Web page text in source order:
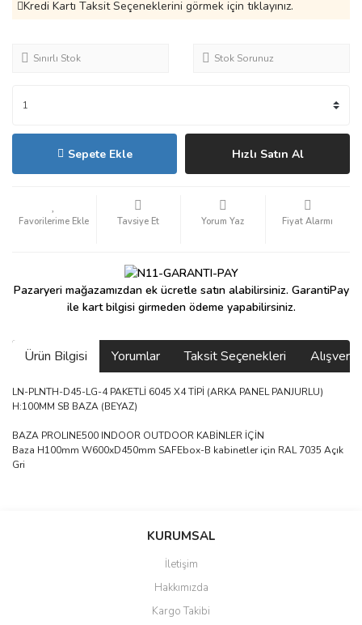
Kredi Kartı Taksit Seçeneklerini görmek için tıklayınız.
Sınırlı Stok Stok Sorunuz
Sepete Ekle Hızlı Satın Al
Tavsiye Et Yorum Yaz Fiyat Alarmı
Pazaryeri mağazamızdan ek ücretle satın alabilirsiniz. GarantiPay
ile kart bilgisi girmeden ödeme yapabilirsiniz.
Ürün Bilgisi Yorumlar Taksit Seçenekleri
LN-PLNTH-D45-LG-4 PAKETLİ 6045 X4 TİPİ (ARKA PANEL PANJURLU)
H:100MM SB BAZA (BEYAZ)
BAZA PROLINE500 INDOOR OUTDOOR KABİNLER İÇİN
Baza H100mm W600xD450mm SAFEbox-B kabinetler için RAL 7035 Açık
Gri
Bu ürüne ilk yorumu siz yapın!
güzel paketlenmiş ama yanında
ile 24 izlenmektedir diye küçük
KURUMSAL
İletişim
Hakkımızda
Kargo Takibi